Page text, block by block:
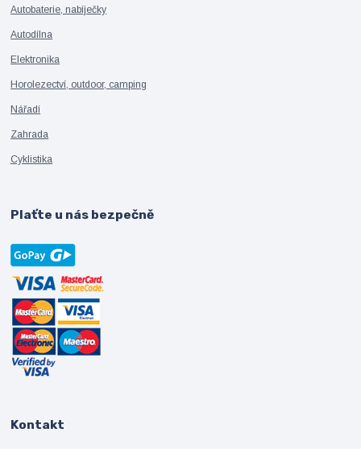
Autobaterie, nabíječky
Autodílna
Elektronika
Horolezectví, outdoor, camping
Nářadí
Zahrada
Cyklistika
Plaťte u nás bezpečně
Kontakt